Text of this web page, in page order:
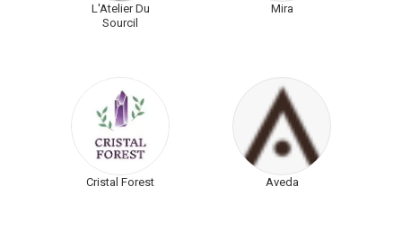
L'Atelier Du
Sourcil
Mira
Cristal Forest Aveda